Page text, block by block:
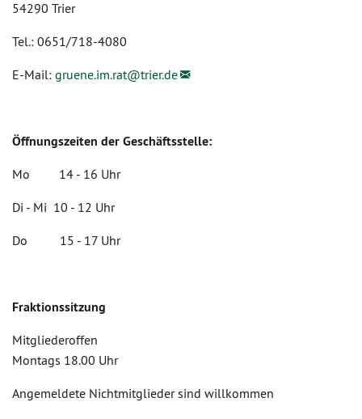
54290 Trier
Tel.: 0651/718-4080
E-Mail: gruene.im.rat@trier.de
Öffnungszeiten der Geschäftsstelle:
Mo 14 - 16 Uhr
Di - Mi 10 - 12 Uhr
Do 15 - 17 Uhr
Fraktionssitzung
Mitgliederoffen
Montags 18.00 Uhr
Angemeldete Nichtmitglieder sind willkommen